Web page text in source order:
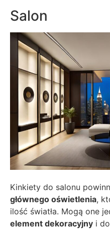
Salon
Kinkiety do salonu
głównego oświetlenia,
ilość światła. Mogą one
element dekoracyjny i